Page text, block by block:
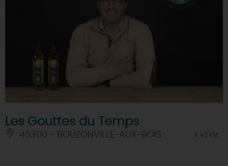
Les Gouttes du Temps
45300 - BOUZONVILLE-AUX-BOIS À 4.5 KM